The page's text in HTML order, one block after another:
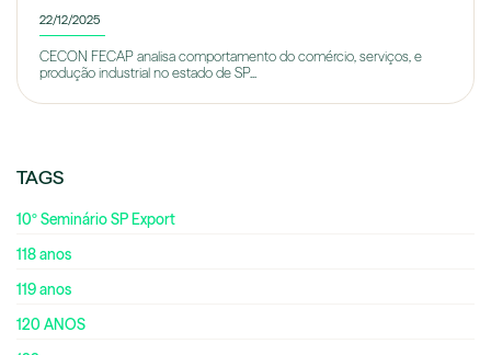
22/12/2025
CECON FECAP analisa comportamento do comércio, serviços, e
produção industrial no estado de SP...
TAGS
10º Seminário SP Export
118 anos
119 anos
120 ANOS